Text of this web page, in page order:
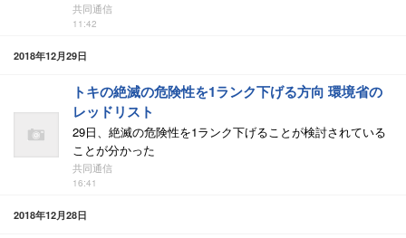
共同通信
11:42
2018年12月29日
トキの絶滅の危険性を1ランク下げる方向 環境省の
レッドリスト
29日、絶滅の危険性を1ランク下げることが検討されている
ことが分かった
共同通信
16:41
2018年12月28日